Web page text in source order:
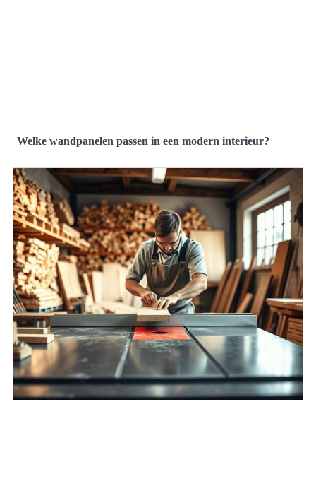
Welke wandpanelen passen in een modern interieur?